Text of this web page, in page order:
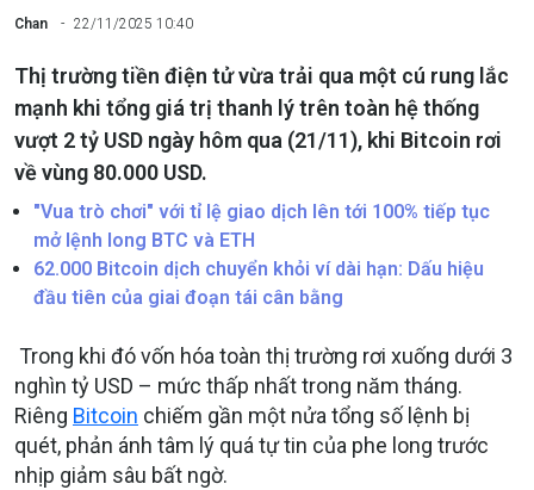
Chan 22/11/2025 10:40
Thị trường tiền điện tử vừa trải qua một cú rung lắc
mạnh khi tổng giá trị thanh lý trên toàn hệ thống
vượt 2 tỷ USD ngày hôm qua (21/11), khi Bitcoin rơi
về vùng 80.000 USD.
"Vua trò chơi" với tỉ lệ giao dịch lên tới 100% tiếp tục
mở lệnh long BTC và ETH
62.000 Bitcoin dịch chuyển khỏi ví dài hạn: Dấu hiệu
đầu tiên của giai đoạn tái cân bằng
Trong khi đó vốn hóa toàn thị trường rơi xuống dưới 3
nghìn tỷ USD – mức thấp nhất trong năm tháng.
Riêng Bitcoin chiếm gần một nửa tổng số lệnh bị
quét, phản ánh tâm lý quá tự tin của phe long trước
nhịp giảm sâu bất ngờ.